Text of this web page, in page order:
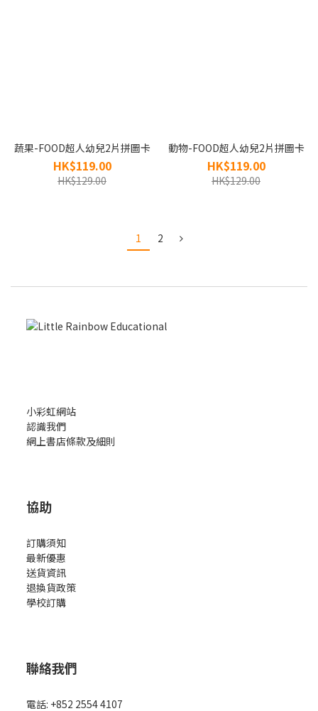
蔬果-FOOD超人幼兒2片拼圖卡
HK$119.00
HK$129.00
動物-FOOD超人幼兒2片拼圖卡
HK$119.00
HK$129.00
1 2
小彩虹網站
認識我們
網上書店條款及細則
協助
訂購須知
最新優惠
送貨資訊
退換貨政策
學校訂購
聯絡我們
電話: +852 2554 4107